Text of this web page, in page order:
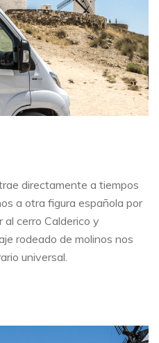
directamente a tiempos
a otra figura española por
al cerro Calderico y
rodeado de molinos nos
universal.